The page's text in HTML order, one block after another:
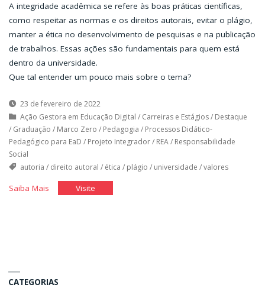
A integridade acadêmica se refere às boas práticas científicas,
como respeitar as normas e os direitos autorais, evitar o plágio,
manter a ética no desenvolvimento de pesquisas e na publicação
de trabalhos. Essas ações são fundamentais para quem está
dentro da universidade.
Que tal entender um pouco mais sobre o tema?
23 de fevereiro de 2022
Ação Gestora em Educação Digital / Carreiras e Estágios/ Destaque
/ Graduação / Marco Zero / Pedagogia / Processos Didático-
Pedagógico para EaD / Projeto Integrador/ REA/ Responsabilidade
Social
autoria / direito autoral / ética / plágio / universidade /valores
Saiba Mais"Integridade
Visite"Integridade
CATEGORIAS